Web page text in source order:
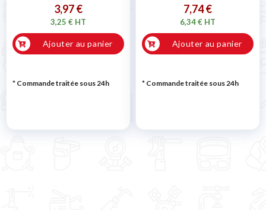
3,97 €
3,25 € HT
Ajouter au panier
* Commande traitée sous 24h
7,74 €
6,34 € HT
Ajouter au panier
* Commande traitée sous 24h